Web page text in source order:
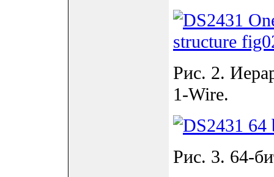
Рис. 2.
1-Wire.
Рис. 3. 64-